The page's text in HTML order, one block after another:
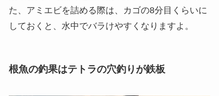
た、アミエビを詰める際は、カゴの8分目くらいに
しておくと、水中でバラけやすくなりますよ。
根魚の釣果はテトラの穴釣りが鉄板